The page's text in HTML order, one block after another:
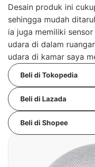
Desain produk ini
sehingga mudah
ia juga memiliki
udara di dalam
udara di kamar saya
Beli di Tokopedia
Beli di Lazada
Beli di Shopee